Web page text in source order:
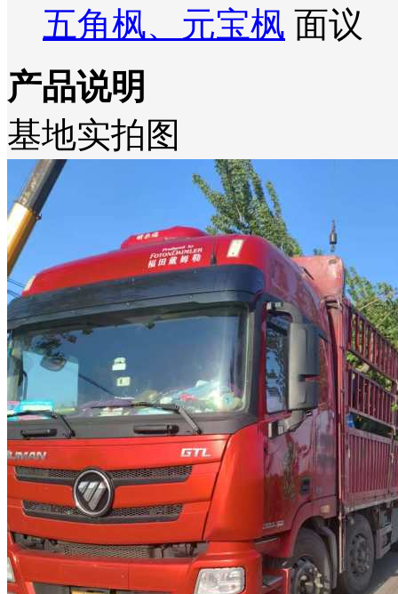
五角枫、元宝枫 面议
产品说明
基地实拍图